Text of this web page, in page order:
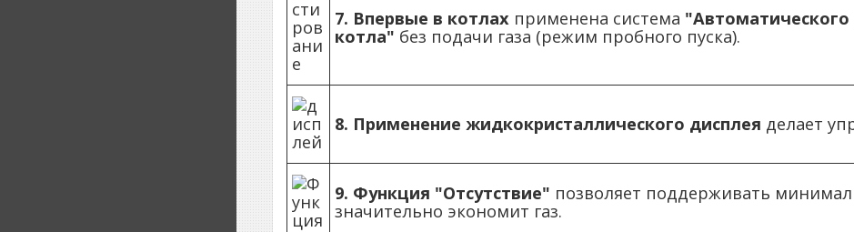
7. Впервые в котлах применена система "Автоматического
котла" без подачи газа (режим пробного пуска).
8. Применение жидкокристаллического дисплея делает
9. Функция "Отсутствие" позволяет поддерживать
значительно экономит газ.